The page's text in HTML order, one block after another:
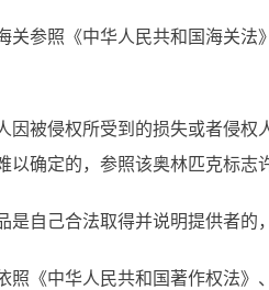
参照《中华人民共和国海关法
被侵权所受到的损失或者侵权
确定的，参照该奥林匹克标志
自己合法取得并说明提供者的
《中华人民共和国著作权法》